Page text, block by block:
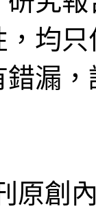
均
漏
原創